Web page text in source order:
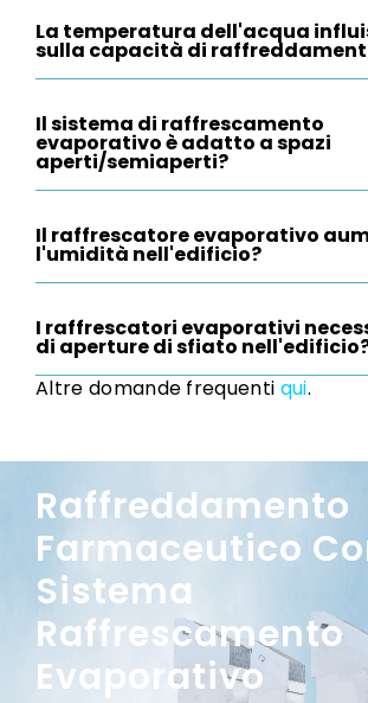
La temperatura dell'acqua
sulla capacità di
Il sistema di raffrescamento
evaporativo è adatto a spazi
aperti/semiaperti?
Il raffrescatore evaporativo
l'umidità nell'edificio?
I raffrescatori evaporativi
di aperture di sfiato
Altre domande frequenti qui.
Raffreddamento
Farmaceutico
Sistema
Raffrescamento
Evaporativo